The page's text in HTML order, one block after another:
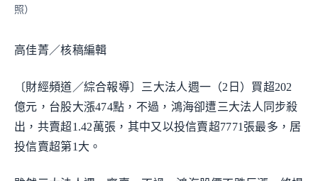
照）
高佳菁／核稿編輯
〔財經頻道／綜合報導〕三大法人週一（2日）買超202
億元，台股大漲474點，不過，鴻海卻遭三大法人同步殺
出，共賣超1.42萬張，其中又以投信賣超7771張最多，居
投信賣超第1大。